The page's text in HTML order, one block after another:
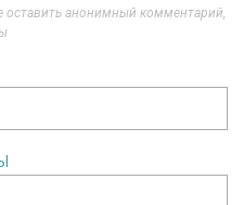
анонимный комментарий,